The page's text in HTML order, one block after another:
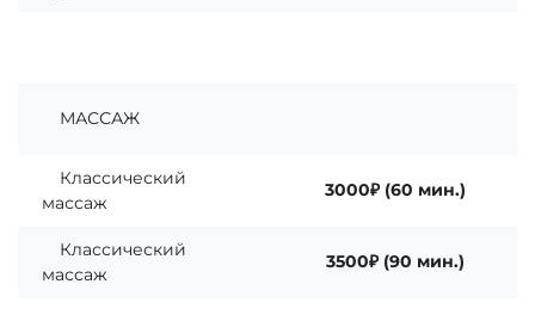
МАССАЖ
Классический
массаж
3000₽ (60 мин.)
Классический
массаж
3500₽ (90 мин.)